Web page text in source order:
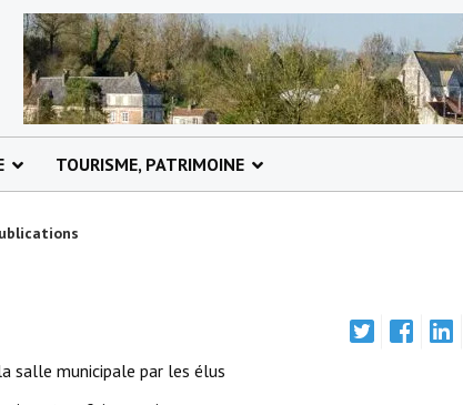
TOURISME, PATRIMOINE
salle municipale par les élus